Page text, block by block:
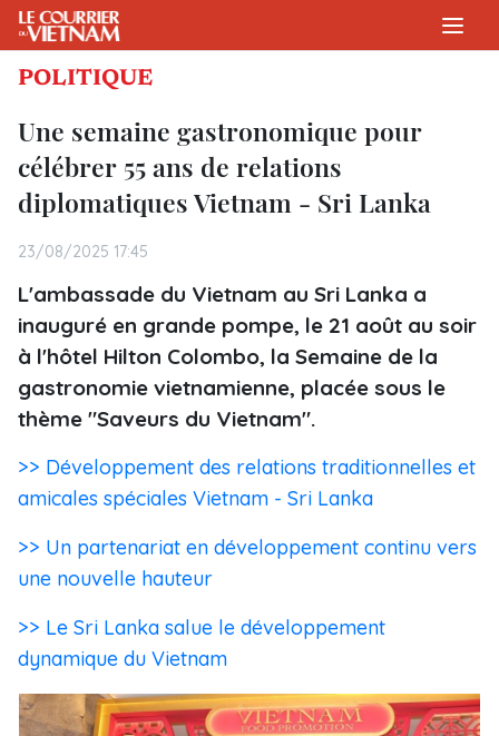
POLITIQUE
Une semaine gastronomique pour
célébrer 55 ans de relations
diplomatiques Vietnam - Sri Lanka
23/08/2025 17:45
L'ambassade du Vietnam au Sri Lanka a
inauguré en grande pompe, le 21 août au soir
à l'hôtel Hilton Colombo, la Semaine de la
gastronomie vietnamienne, placée sous le
thème "Saveurs du Vietnam".
>> Développement des relations traditionnelles et
amicales spéciales Vietnam - Sri Lanka
>> Un partenariat en développement continu vers
une nouvelle hauteur
>> Le Sri Lanka salue le développement
dynamique du Vietnam